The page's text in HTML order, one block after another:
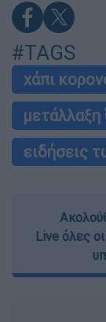
#TAGS
χάπι
μετάλλαξη
ειδήσεις
Live όλες